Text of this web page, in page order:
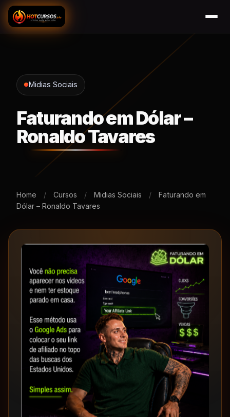
Midias Sociais
Faturando em Dólar –
Ronaldo Tavares
Home / Cursos / Midias Sociais /
Faturando em
Dólar – Ronaldo Tavares